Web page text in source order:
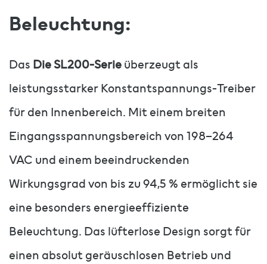
Beleuchtung:
Das Die SL200-Serieüberzeugt als
leistungsstarker Konstantspannungs-Treiber
für den Innenbereich. Mit einem breiten
Eingangsspannungsbereich von 198–264
VAC und einem beeindruckenden
Wirkungsgrad von bis zu 94,5 % ermöglicht sie
eine besonders energieeffiziente
Beleuchtung. Das lüfterlose Design sorgt für
einen absolut geräuschlosen Betrieb und